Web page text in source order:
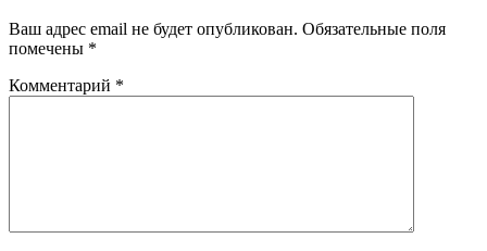
Ваш адрес email не будет опубликован. Обязательные поля
помечены *
Комментарий *